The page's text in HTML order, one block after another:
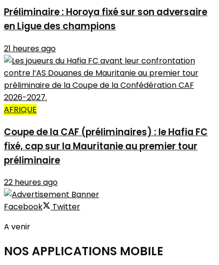
Préliminaire : Horoya fixé sur son adversaire
en Ligue des champions
21 heures ago
AFRIQUE
Coupe de la CAF (préliminaires) : le Hafia FC
fixé, cap sur la Mauritanie au premier tour
préliminaire
22 heures ago
Facebook
Twitter
A venir
NOS APPLICATIONS MOBILE